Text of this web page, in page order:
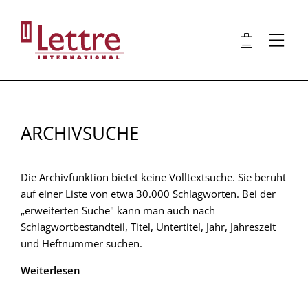
Inhalt
🛍 ⋮
ARCHIVSUCHE
Die Archivfunktion bietet keine Volltextsuche. Sie beruht
auf einer Liste von etwa 30.000 Schlagworten. Bei der
„erweiterten Suche" kann man auch nach
Schlagwortbestandteil, Titel, Untertitel, Jahr, Jahreszeit
und Heftnummer suchen.
Weiterlesen